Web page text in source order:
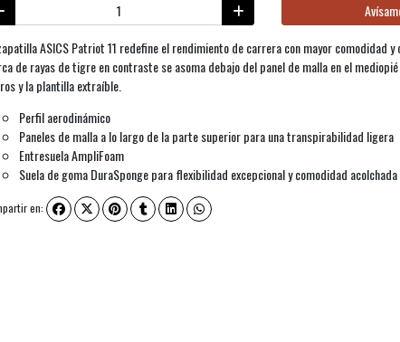
ASICS Patriot 11 redefine el rendimiento de carrera con mayor comodidad
de rayas de tigre en contraste se asoma debajo del panel de malla en el
y la plantilla extraíble.
Perfil aerodinámico
Paneles de malla a lo largo de la parte superior para una transpirabilidad ligera
Entresuela AmpliFoam
Suela de goma DuraSponge para flexibilidad excepcional y comodidad
en: